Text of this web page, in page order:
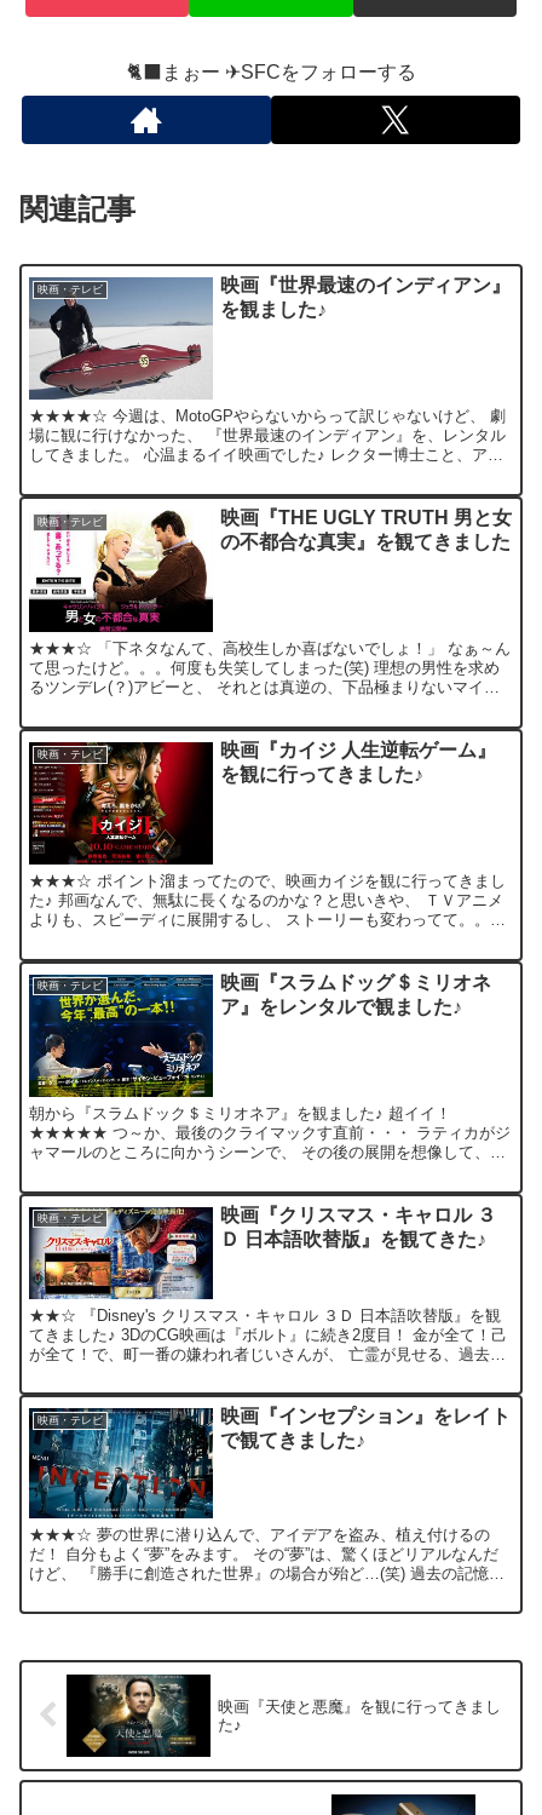
🐈‍⬛まぉー ✈︎SFCをフォローする
関連記事
映画・テレビ
映画『世界最速のインディアン』
を観ました♪
★★★★☆ 今週は、MotoGPやらないからって訳じゃないけど、 劇
場に観に行けなかった、 『世界最速のインディアン』を、レンタル
してきました。 心温まるイイ映画でした♪ レクター博士こと、アン
映画・テレビ
映画『THE UGLY TRUTH 男と女
の不都合な真実』を観てきました
★★★☆ 「下ネタなんて、高校生しか喜ばないでしょ！」 なぁ～ん
て思ったけど。。。何度も失笑してしまった(笑) 理想の男性を求め
るツンデレ(？)アビーと、 それとは真逆の、下品極まりないマイ
映画・テレビ
映画『カイジ 人生逆転ゲーム』
を観に行ってきました♪
★★★☆ ポイント溜まってたので、映画カイジを観に行ってきまし
た♪ 邦画なんで、無駄に長くなるのかな？と思いきや、 ＴＶアニメ
よりも、スピーディに展開するし、 ストーリーも変わってて。。。
映画・テレビ
映画『スラムドッグ＄ミリオネ
ア』をレンタルで観ました♪
朝から『スラムドック＄ミリオネア』を観ました♪ 超イイ！
★★★★★ つ～か、最後のクライマックす直前・・・ ラティカがジ
ャマールのところに向かうシーンで、 その後の展開を想像して、涙
映画・テレビ
映画『クリスマス・キャロル ３
Ｄ 日本語吹替版』を観てきた♪
★★☆ 『Disney's クリスマス・キャロル ３Ｄ 日本語吹替版』を観
てきました♪ 3DのCG映画は『ボルト』に続き2度目！ 金が全て！己
が全て！で、町一番の嫌われ者じいさんが、 亡霊が見せる、過去・
映画・テレビ
映画『インセプション』をレイト
で観てきました♪
★★★☆ 夢の世界に潜り込んで、アイデアを盗み、植え付けるの
だ！ 自分もよく“夢”をみます。 その“夢”は、驚くほどリアルなんだ
けど、 『勝手に創造された世界』の場合が殆ど…(笑) 過去の記憶を
映画『天使と悪魔』を観に行ってきまし
た♪